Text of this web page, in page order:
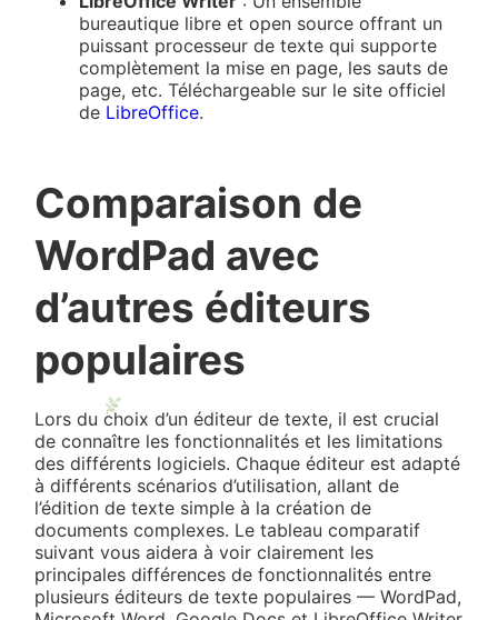
bureautique libre et open source offrant un
puissant processeur de texte qui supporte
complètement la mise en page, les sauts de
page, etc. Téléchargeable sur le site officiel
de LibreOffice.
Comparaison de
WordPad avec
d’autres éditeurs
populaires
Lors du choix d’un éditeur de texte, il est crucial
de connaître les fonctionnalités et les limitations
des différents logiciels. Chaque éditeur est adapté
à différents scénarios d’utilisation, allant de
l’édition de texte simple à la création de
documents complexes. Le tableau comparatif
suivant vous aidera à voir clairement les
principales différences de fonctionnalités entre
plusieurs éditeurs de texte populaires — WordPad,